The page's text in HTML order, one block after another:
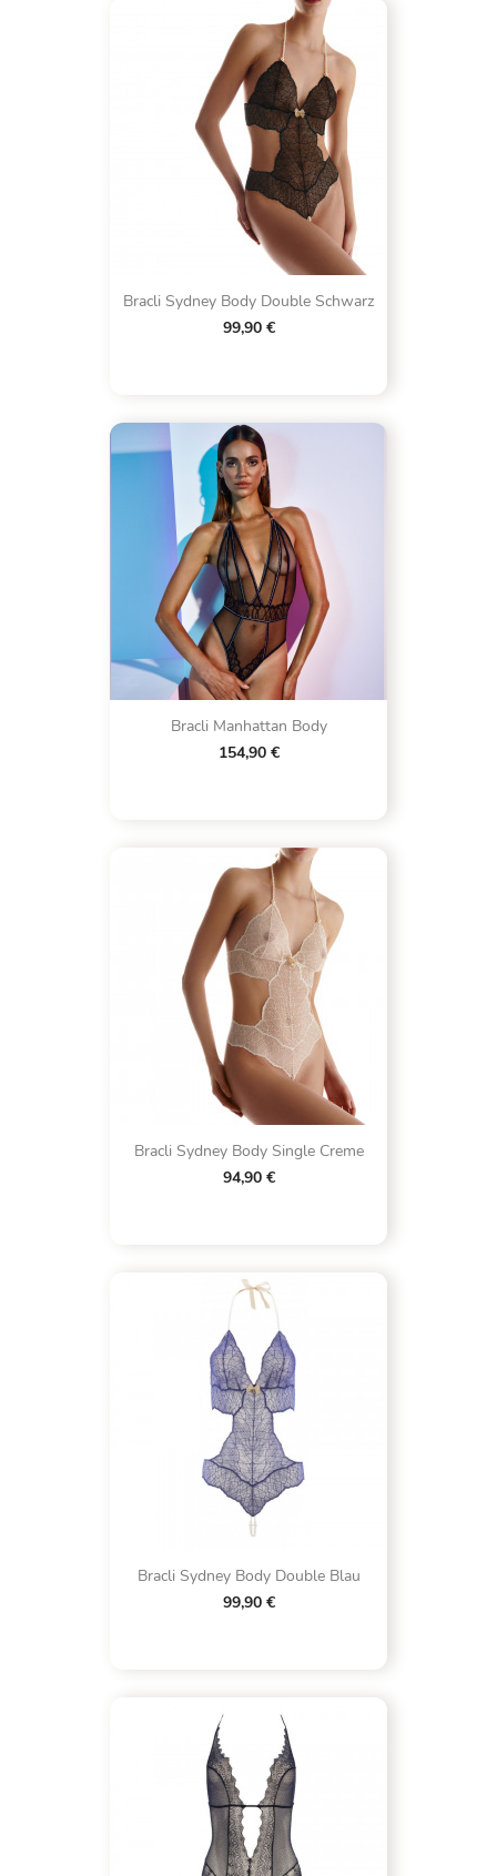
Bracli Sydney Body Double Schwarz
99,90 €
Bracli Manhattan Body
154,90 €
Bracli Sydney Body Single Creme
94,90 €
Bracli Sydney Body Double Blau
99,90 €